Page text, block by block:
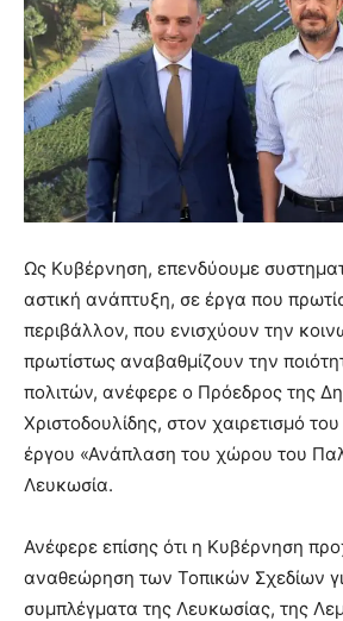
Ως Κυβέρνηση, επενδύουμε
αστική ανάπτυξη, σε έργα που
περιβάλλον, που ενισχύουν την
πρωτίστως αναβαθμίζουν την
πολιτών, ανέφερε ο Πρόεδρος της
Χριστοδουλίδης, στον χαιρετισμό
έργου «Ανάπλαση του χώρου του
Λευκωσία.
Ανέφερε επίσης ότι η Κυβέρνηση
αναθεώρηση των Τοπικών Σχεδίων
συμπλέγματα της Λευκωσίας, της